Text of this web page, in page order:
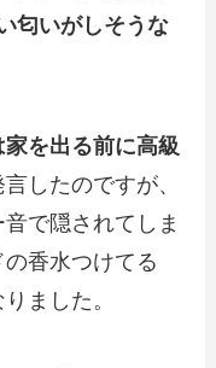
匂いがしそうな
家を出る前に高級
言したのですが、
で隠されてしま
香水つけてる
ました。